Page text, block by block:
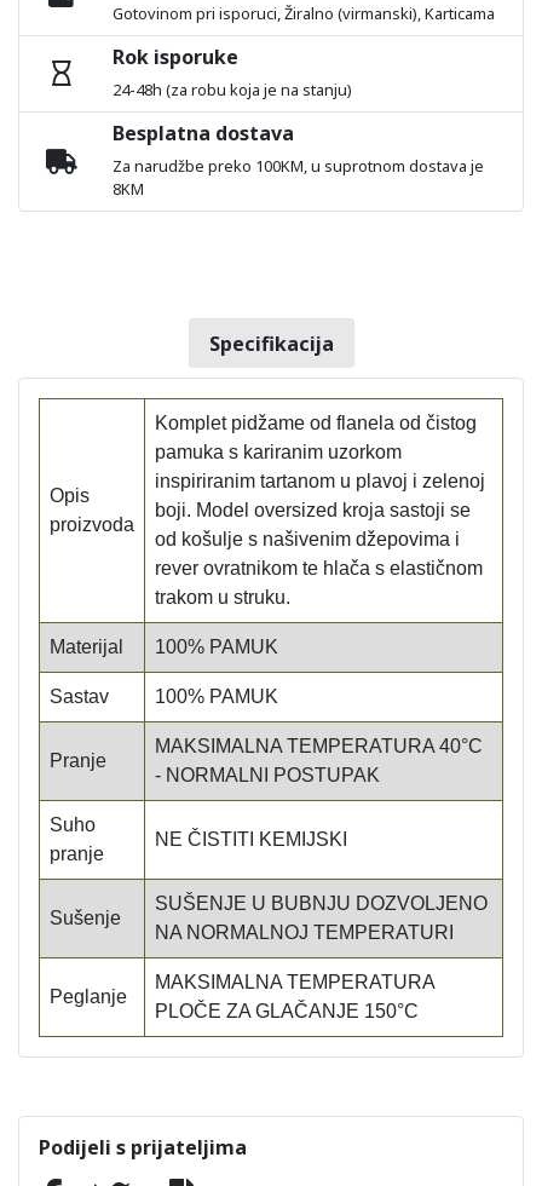
Gotovinom pri isporuci, Žiralno (virmanski), Karticama
Rok isporuke
24-48h (za robu koja je na stanju)
Besplatna dostava
Za narudžbe preko 100KM, u suprotnom dostava je
8KM
Specifikacija
Opis
proizvoda
Komplet pidžame od flanela od čistog
pamuka s kariranim uzorkom
inspiriranim tartanom u plavoj i zelenoj
boji. Model oversized kroja sastoji se
od košulje s našivenim džepovima i
rever ovratnikom te hlača s elastičnom
trakom u struku.
Materijal 100% PAMUK
Sastav 100% PAMUK
Pranje
MAKSIMALNA TEMPERATURA 40°C
- NORMALNI POSTUPAK
Suho
pranje
NE ČISTITI KEMIJSKI
Sušenje
SUŠENJE U BUBNJU DOZVOLJENO
NA NORMALNOJ TEMPERATURI
Peglanje
MAKSIMALNA TEMPERATURA
PLOČE ZA GLAČANJE 150°C
Podijeli s prijateljima